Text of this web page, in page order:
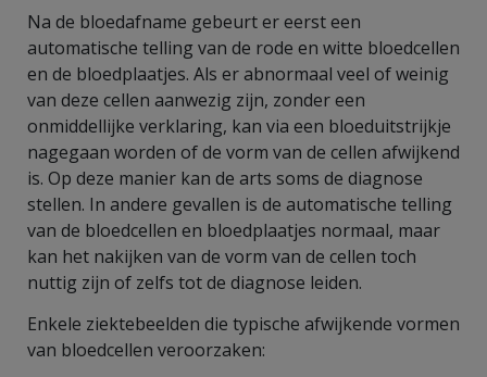
Na de bloedafname gebeurt er eerst een
automatische telling van de rode en witte bloedcellen
en de bloedplaatjes. Als er abnormaal veel of weinig
van deze cellen aanwezig zijn, zonder een
onmiddellijke verklaring, kan via een bloeduitstrijkje
nagegaan worden of de vorm van de cellen afwijkend
is. Op deze manier kan de arts soms de diagnose
stellen. In andere gevallen is de automatische telling
van de bloedcellen en bloedplaatjes normaal, maar
kan het nakijken van de vorm van de cellen toch
nuttig zijn of zelfs tot de diagnose leiden.
Enkele ziektebeelden die typische afwijkende vormen
van bloedcellen veroorzaken: